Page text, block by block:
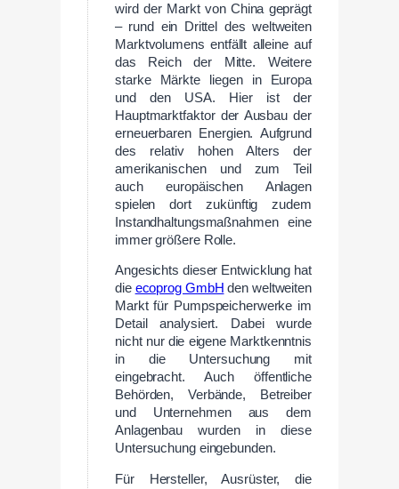
wird der Markt von China geprägt
– rund ein Drittel des weltweiten
Marktvolumens entfällt alleine auf
das Reich der Mitte. Weitere
starke Märkte liegen in Europa
und den USA. Hier ist der
Hauptmarktfaktor der Ausbau der
erneuerbaren Energien. Aufgrund
des relativ hohen Alters der
amerikanischen und zum Teil
auch europäischen Anlagen
spielen dort zukünftig zudem
Instandhaltungsmaßnahmen eine
immer größere Rolle.
Angesichts dieser Entwicklung hat
die ecoprog GmbH den weltweiten
Markt für Pumpspeicherwerke im
Detail analysiert. Dabei wurde
nicht nur die eigene Marktkenntnis
in die Untersuchung mit
eingebracht. Auch öffentliche
Behörden, Verbände, Betreiber
und Unternehmen aus dem
Anlagenbau wurden in diese
Untersuchung eingebunden.
Für Hersteller, Ausrüster, die